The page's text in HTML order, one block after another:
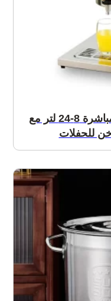
موزع مشروبات من المصنع مباشرة 8-24 لتر مع
للحفلات